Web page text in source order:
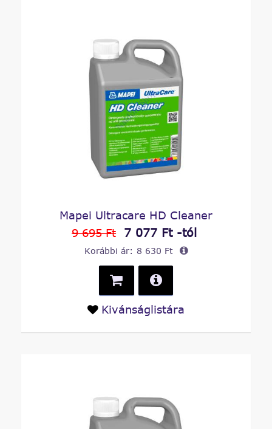
Mapei Ultracare HD Cleaner
9 695 Ft
7 077 Ft -tól
Korábbi ár: 8 630 Ft
Kivánságlistára